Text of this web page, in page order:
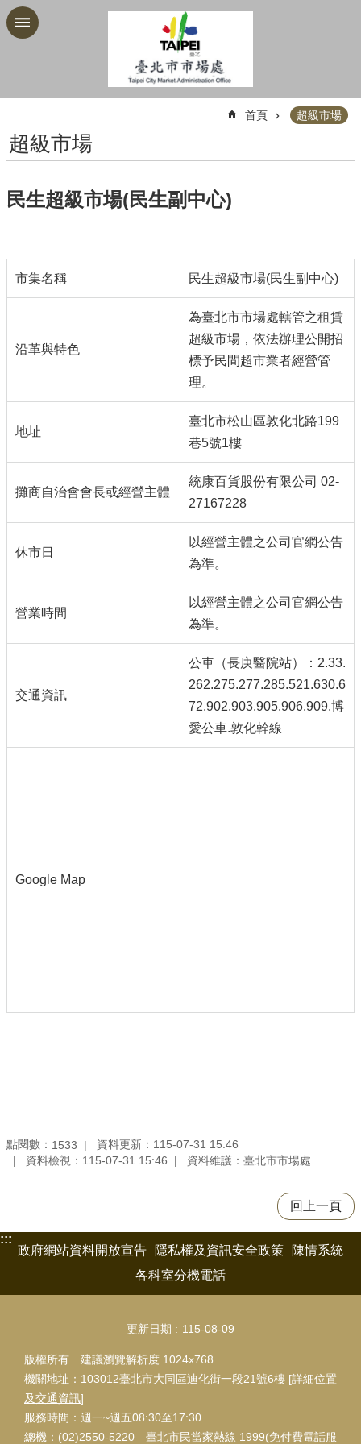
跳到主要內容區塊
首頁 超級市場
超級市場
民生超級市場(民生副中心)
市集名稱 民生超級市場(民生副中心)
沿革與特色
為臺北市市場處轄管之租賃
超級市場，依法辦理公開招
標予民間超市業者經營管
理。
地址
臺北市松山區敦化北路199
巷5號1樓
攤商自治會會長或經營主體
統康百貨股份有限公司 02-
27167228
休市日
以經營主體之公司官網公告
為準。
營業時間
以經營主體之公司官網公告
為準。
交通資訊
公車（長庚醫院站）：2.33.
262.275.277.285.521.630.6
72.902.903.905.906.909.博
愛公車.敦化幹線
Google Map
點閱數： 1533
資料更新：115-07-31 15:46
資料檢視：115-07-31 15:46
資料維護：臺北市市場處
回上一頁
:::
政府網站資料開放宣告
隱私權及資訊安全政策
陳情系統
各科室分機電話
更新日期 115-08-09
版權所有 建議瀏覽解析度 1024x768
機關地址：103012臺北市大同區迪化街一段21號6樓 [詳細位置
及交通資訊]
服務時間：週一~週五08:30至17:30
總機：(02)2550-5220 臺北市民當家熱線 1999(免付費電話服